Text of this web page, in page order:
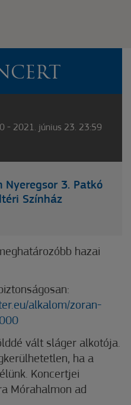
- 2021. június 23. 23:59
Nyeregsor 3. Patkó
Színház
hazai
alkalom/zoran-
vált sláger alkotója.
ha a
Koncertjei
Mórahalmon ad